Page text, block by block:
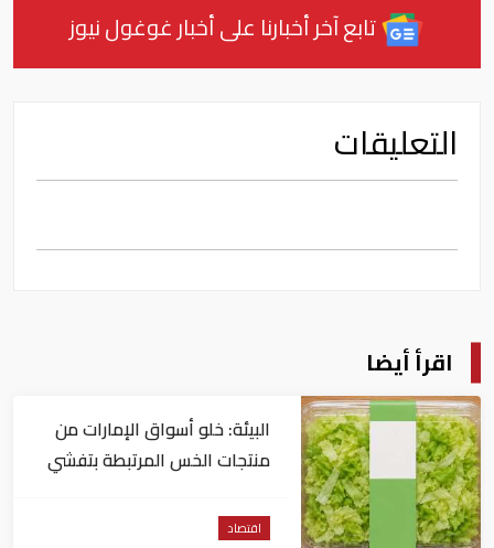
تابع آخر أخبارنا على أخبار غوغول نيوز
التعليقات
اقرأ أيضا
البيئة: خلو أسواق الإمارات من
منتجات الخس المرتبطة بتفشي
اقتصاد